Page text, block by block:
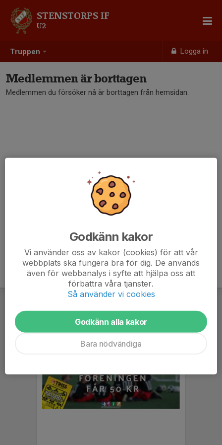
Truppen Logga in
STENSTORPS IF
U2
Medlemmen är borttagen
Medlemmen du försöker nå är borttagen från hemsidan.
Godkänn kakor
Vi använder oss av kakor (cookies) för att vår
webbplats ska fungera bra för dig. De används
även för webbanalys i syfte att hjälpa oss att
förbättra våra tjänster.
Så använder vi cookies
Godkänn alla kakor
Bara nödvändiga